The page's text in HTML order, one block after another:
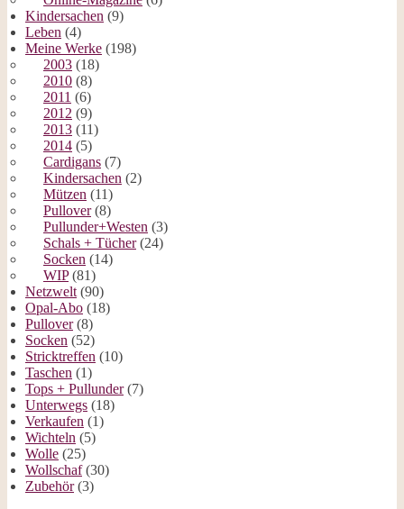
Kindersachen (9)
Leben (4)
Meine Werke (198)
2003 (18)
2010 (8)
2011 (6)
2012 (9)
2013 (11)
2014 (5)
Cardigans (7)
Kindersachen (2)
Mützen (11)
Pullover(8)
Pullunder+Westen (3)
Schals + Tücher(24)
Socken (14)
WIP(81)
Netzwelt (90)
Opal-Abo (18)
Pullover(8)
Socken (52)
Stricktreffen (10)
Taschen (1)
Tops + Pullunder(7)
Unterwegs (18)
Verkaufen (1)
Wichteln (5)
Wolle (25)
Wollschaf(30)
Zubehör(3)